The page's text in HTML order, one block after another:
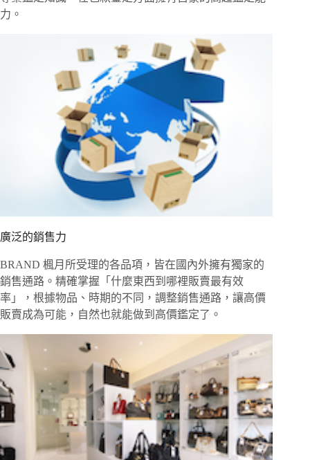
力。
廣泛的銷售力
BRAND 楓月所受理的各品項，皆在國內外擁有獨家的
銷售通路。精確掌握「什麼東西到哪裡販賣最有效
率」，根據物品、時期的不同，調整銷售通路，讓高價
販賣成為可能，自然也就能做到高價鑑定了。